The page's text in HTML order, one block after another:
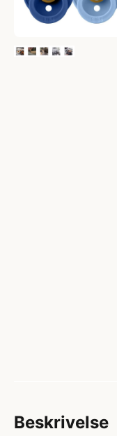
Beskrivelse